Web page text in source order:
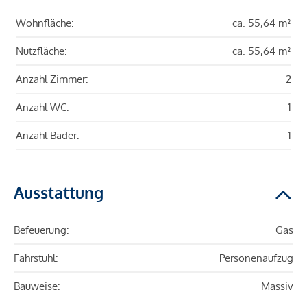
Wohnfläche: ca. 55,64 m²
Nutzfläche: ca. 55,64 m²
Anzahl Zimmer: 2
Anzahl WC: 1
Anzahl Bäder: 1
Ausstattung
Befeuerung: Gas
Fahrstuhl: Personenaufzug
Bauweise: Massiv